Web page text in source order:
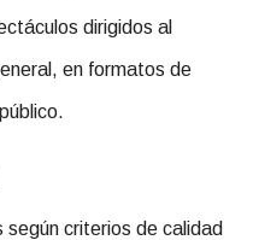
dirigidos al
en formatos de
según criterios de calidad